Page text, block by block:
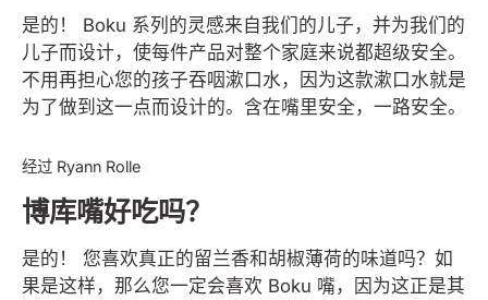
是的！ Boku 系列的灵感来自我们的儿子，并为我们的
儿子而设计，使每件产品对整个家庭来说都超级安全。
不用再担心您的孩子吞咽漱口水，因为这款漱口水就是
为了做到这一点而设计的。含在嘴里安全，一路安全。
经过 Ryann Rolle
博库嘴好吃吗？
是的！ 您喜欢真正的留兰香和胡椒薄荷的味道吗？如
果是这样，那么您一定会喜欢 Boku 嘴，因为这正是其